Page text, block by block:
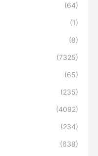
(64)
(1)
(8)
(7325)
(65)
(235)
(4092)
(234)
(638)